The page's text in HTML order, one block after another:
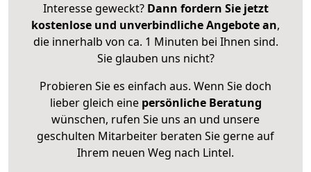
Interesse geweckt? Dann fordern Sie jetzt
kostenlose und unverbindliche Angebote an,
die innerhalb von ca. 1 Minuten bei Ihnen sind.
Sie glauben uns nicht?
Probieren Sie es einfach aus. Wenn Sie doch
lieber gleich eine persönliche Beratung
wünschen, rufen Sie uns an und unsere
geschulten Mitarbeiter beraten Sie gerne auf
Ihrem neuen Weg nach Lintel.